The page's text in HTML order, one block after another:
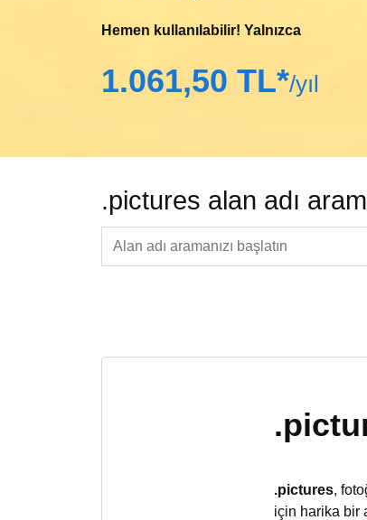
Hemen kullanılabilir! Yalnızca
‪1.061,50 TL*‬/yıl
.pictures alan adı
.pictures,
için harika bir